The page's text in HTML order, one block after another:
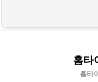
홈타
홈타